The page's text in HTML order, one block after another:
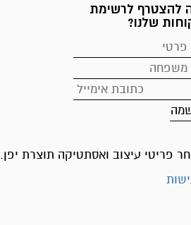
להצטרף לרשימת
שלנו?
פריטי עיצוב ואסתטיקה תוצרת יפן.